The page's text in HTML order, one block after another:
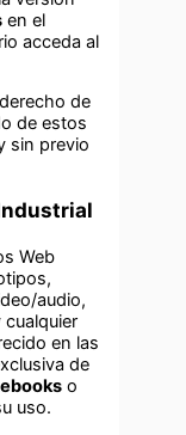
en el
acceda al
de
de estos
sin previo
Web
audio,
en las
de
o
uso.